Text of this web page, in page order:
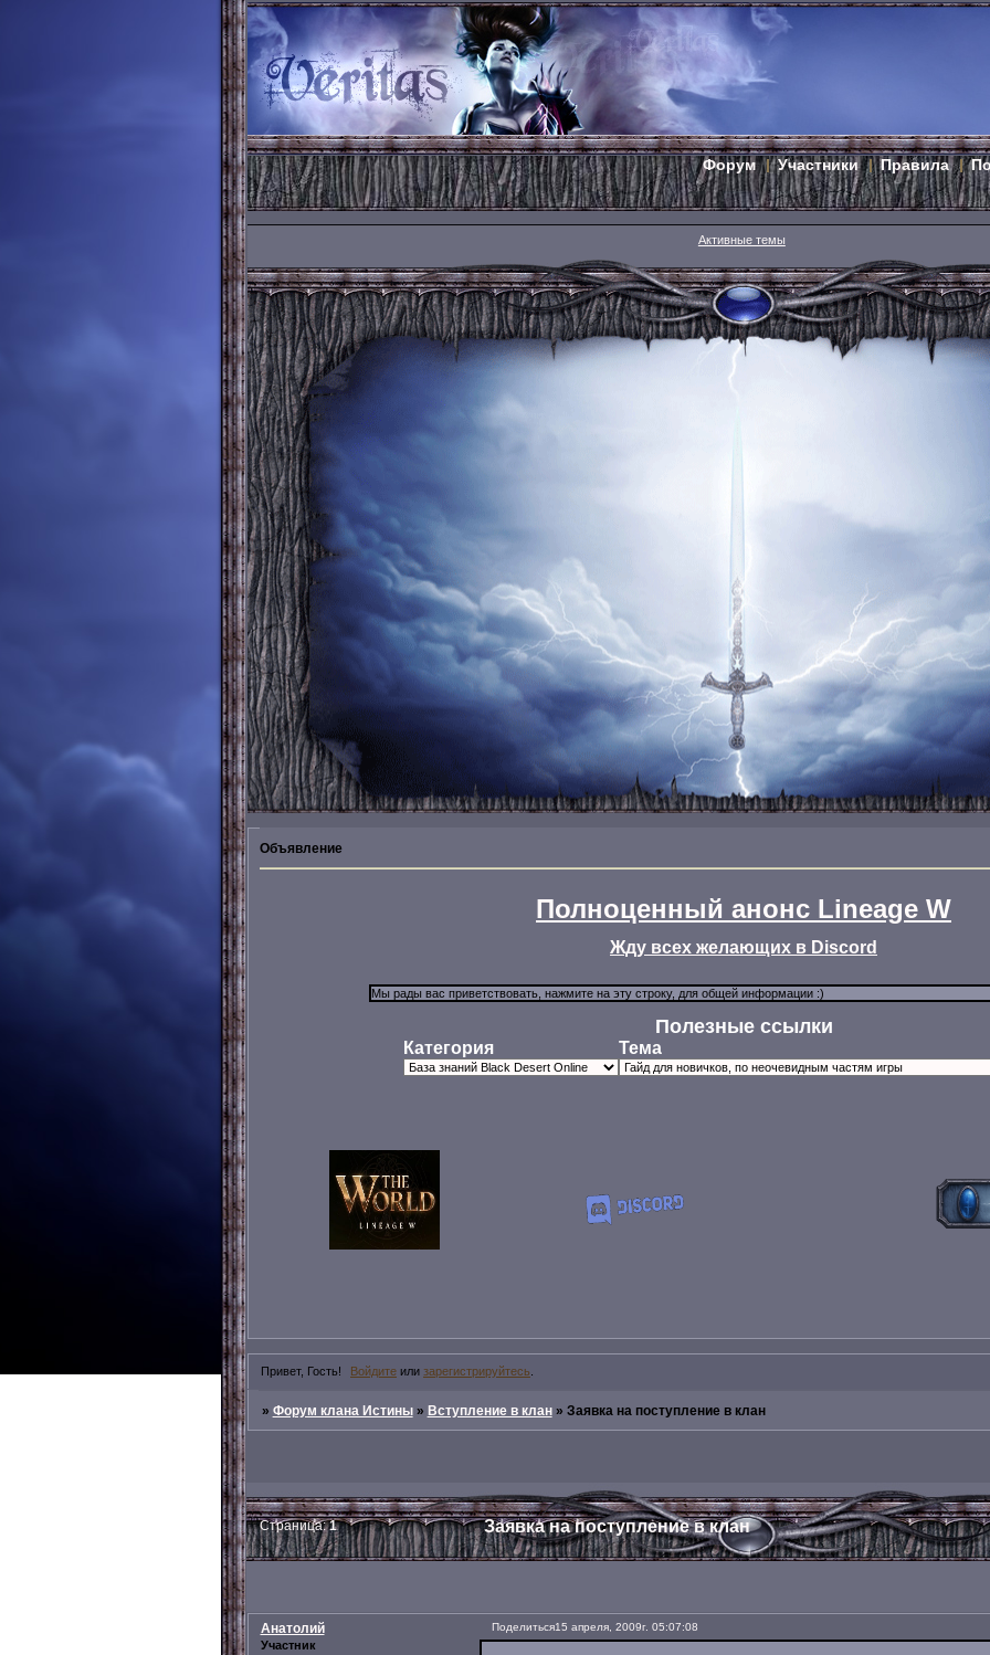
Форум Участники Правила
Активные темы
Объявление
Полноценный анонс Lineage W
Жду всех желающих в Discord
Полезные ссылки
Категория Тема
Привет, Гость! Войдите или зарегистрируйтесь
» Форум клана Истины » Вступление в клан » Заявка на поступление в клан
Заявка на поступление в клан
Страница:1
Поделиться15 апреля, 2009г. 05:07:08
Анатолий
Участник